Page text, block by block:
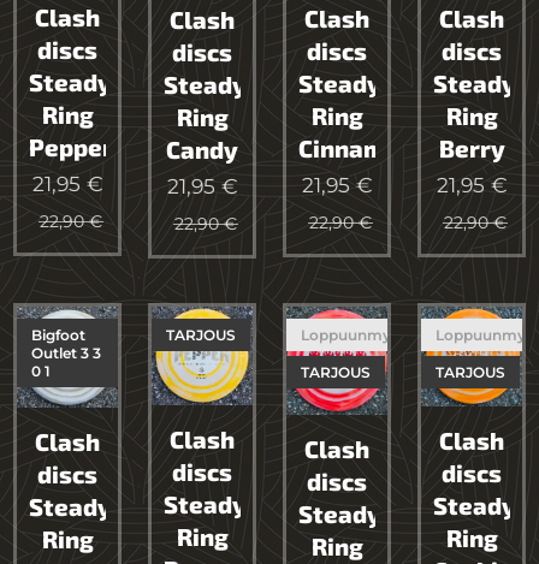
Clash
discs
Steady
Ring
Peppermint
21,95 €
22,90€
Clash
discs
Steady
Ring
Candy
21,95 €
22,90€
Clash
discs
Steady
Ring
Cinnamon
21,95 €
22,90€
Clash
discs
Steady
Ring
Berry
21,95€
22,90€
Clash
discs
Steady
Ring
Bigfoot
Outlet 3 3
0 1
Clash
discs
Steady
Ring
TARJOUS
Clash
discs
Steady
Ring
Loppuunmyyty
TARJOUS
Clash
discs
Steady
Ring
TARJOUS